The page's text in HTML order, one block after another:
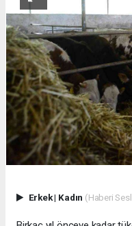
Erkek| Kadın (Haberi